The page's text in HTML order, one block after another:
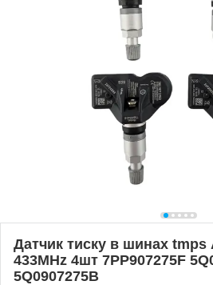
Датчик тиску в шинах tmps
433MHz 4шт 7PP907275F
5Q0907275B